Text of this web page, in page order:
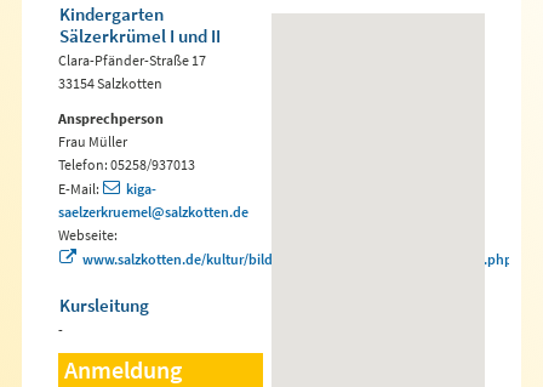
Kindergarten
Sälzerkrümel I und II
Clara-Pfänder-Straße 17
33154 Salzkotten
Ansprechperson
Frau Müller
Telefon: 05258/937013
E-Mail:
kiga-
saelzerkruemel@salzkotten.de
Webseite:
www.salzkotten.de/kultur/bildungseinrichtungen/kindergaerten.php
Kursleitung
-
Anmeldung